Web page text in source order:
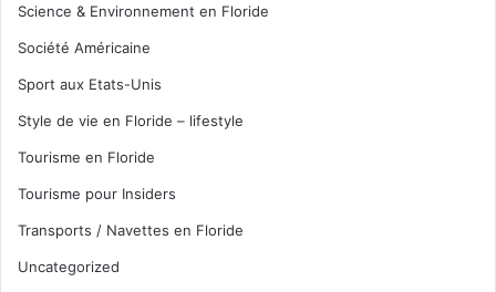
Science & Environnement en Floride
Société Américaine
Sport aux Etats-Unis
Style de vie en Floride – lifestyle
Tourisme en Floride
Tourisme pour Insiders
Transports / Navettes en Floride
Uncategorized